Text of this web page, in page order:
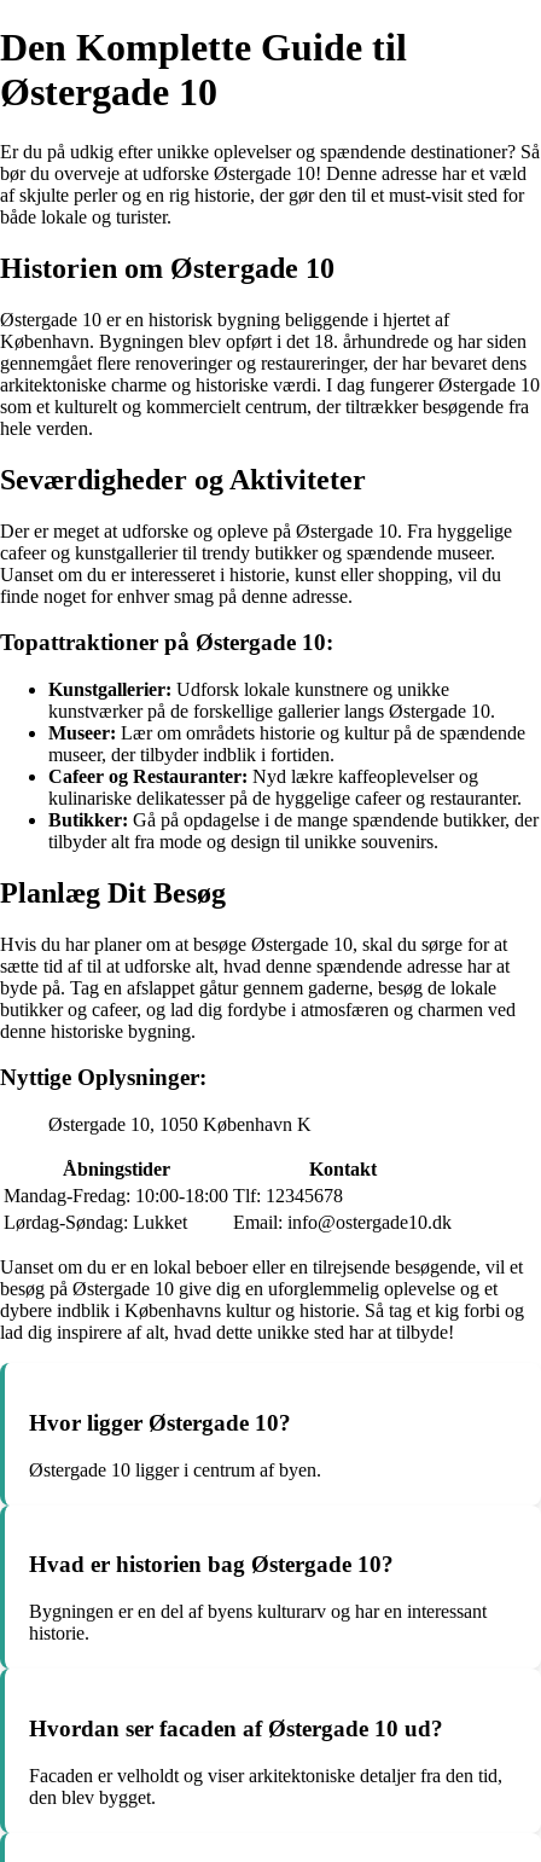
Den Komplette Guide til
Østergade 10
Er du på udkig efter unikke oplevelser og spændende destinationer? Så
bør du overveje at udforske Østergade 10! Denne adresse har et væld
af skjulte perler og en rig historie, der gør den til et must-visit sted for
både lokale og turister.
Historien om Østergade 10
Østergade 10 er en historisk bygning beliggende i hjertet af
København. Bygningen blev opført i det 18. århundrede og har siden
gennemgået flere renoveringer og restaureringer, der har bevaret dens
arkitektoniske charme og historiske værdi. I dag fungerer Østergade 10
som et kulturelt og kommercielt centrum, der tiltrækker besøgende fra
hele verden.
Seværdigheder og Aktiviteter
Der er meget at udforske og opleve på Østergade 10. Fra hyggelige
cafeer og kunstgallerier til trendy butikker og spændende museer.
Uanset om du er interesseret i historie, kunst eller shopping, vil du
finde noget for enhver smag på denne adresse.
Topattraktioner på Østergade 10:
Kunstgallerier: Udforsk lokale kunstnere og unikke
kunstværker på de forskellige gallerier langs Østergade 10.
Museer: Lær om områdets historie og kultur på de spændende
museer, der tilbyder indblik i fortiden.
Cafeer og Restauranter: Nyd lækre kaffeoplevelser og
kulinariske delikatesser på de hyggelige cafeer og restauranter.
Butikker: Gå på opdagelse i de mange spændende butikker, der
tilbyder alt fra mode og design til unikke souvenirs.
Planlæg Dit Besøg
Hvis du har planer om at besøge Østergade 10, skal du sørge for at
sætte tid af til at udforske alt, hvad denne spændende adresse har at
byde på. Tag en afslappet gåtur gennem gaderne, besøg de lokale
butikker og cafeer, og lad dig fordybe i atmosfæren og charmen ved
denne historiske bygning.
Nyttige Oplysninger:
Østergade 10, 1050 København K
Åbningstider
Kontakt
Mandag-Fredag: 10:00-18:00 Tlf: 12345678
Lørdag-Søndag: Lukket
Email: info@ostergade10.dk
Uanset om du er en lokal beboer eller en tilrejsende besøgende, vil et
besøg på Østergade 10 give dig en uforglemmelig oplevelse og et
dybere indblik i Københavns kultur og historie. Så tag et kig forbi og
lad dig inspirere af alt, hvad dette unikke sted har at tilbyde!
Hvor ligger Østergade 10?
Østergade 10 ligger i centrum af byen.
Hvad er historien bag Østergade 10?
Bygningen er en del af byens kulturarv og har en interessant
historie.
Hvordan ser facaden af Østergade 10 ud?
Facaden er velholdt og viser arkitektoniske detaljer fra den tid,
den blev bygget.